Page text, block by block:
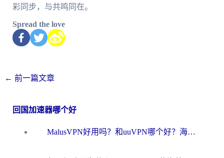
彩同步，与共鸣同在。
Spread the love
← 前一篇文章
回国加速器哪个好
MalusVPN好用吗？和uuVPN哪个好？海外党无缝访问国内资源的真实对比与选择指南